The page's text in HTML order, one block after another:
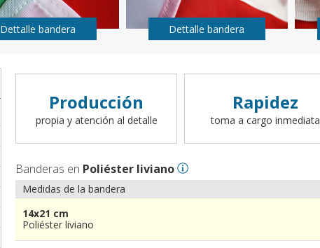
Dettalle bandera Dettalle bandera
Producción
propia y atención al detalle
Rapidez
toma a cargo inmediata
Banderas en Poliéster liviano
Medidas de la bandera
14x21 cm
Poliéster liviano